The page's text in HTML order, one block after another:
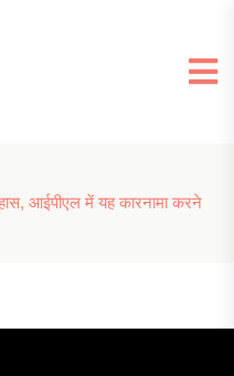
आईपीएल में यह कारनामा करने